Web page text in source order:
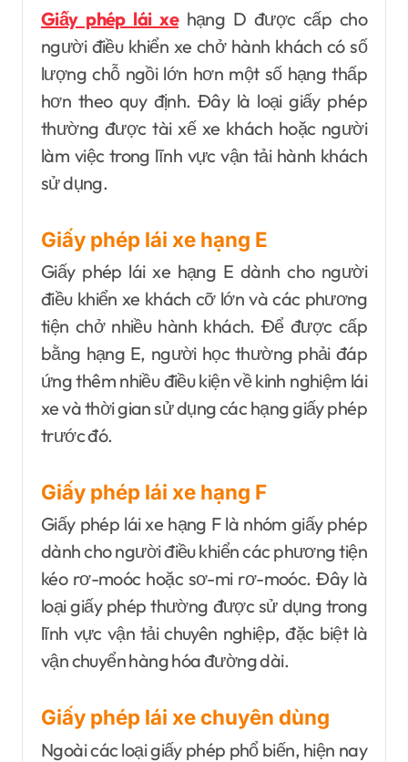
Giấy phép lái xehạng D được cấp cho
người điều khiển xe chở hành khách có số
lượng chỗ ngồi lớn hơn một số hạng thấp
hơn theo quy định. Đây là loại giấy phép
thường được tài xế xe khách hoặc người
làm việc trong lĩnh vực vận tải hành khách
sử dụng.
Giấy phép lái xe hạng E
Giấy phép lái xe hạng E dành cho người
điều khiển xe khách cỡ lớn và các phương
tiện chở nhiều hành khách. Để được cấp
bằng hạng E, người học thường phải đáp
ứng thêm nhiều điều kiện về kinh nghiệm lái
xe và thời gian sử dụng các hạng giấy phép
trước đó.
Giấy phép lái xe hạng F
Giấy phép lái xe hạng F là nhóm giấy phép
dành cho người điều khiển các phương tiện
kéo rơ-moóc hoặc sơ-mi rơ-moóc. Đây là
loại giấy phép thường được sử dụng trong
lĩnh vực vận tải chuyên nghiệp, đặc biệt là
vận chuyển hàng hóa đường dài.
Giấy phép lái xe chuyên dùng
Ngoài các loại giấy phép phổ biến, hiện nay